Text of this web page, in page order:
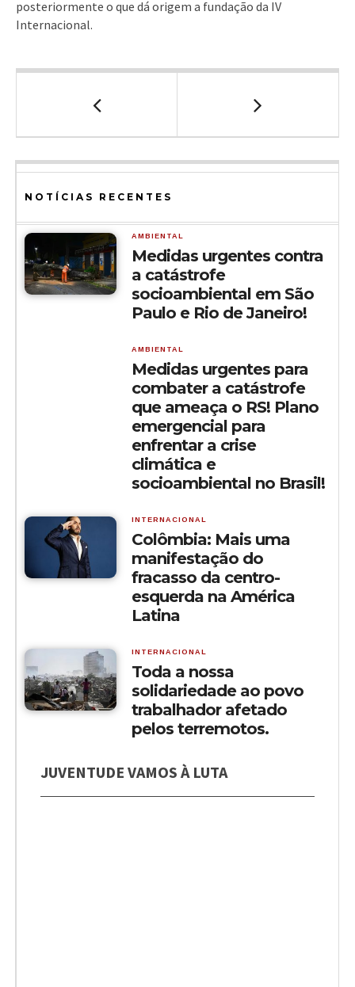
posteriormente o que dá origem a fundação da IV
Internacional.
NOTÍCIAS RECENTES
AMBIENTAL
Medidas urgentes contra
a catástrofe
socioambiental em São
Paulo e Rio de Janeiro!
AMBIENTAL
Medidas urgentes para
combater a catástrofe
que ameaça o RS! Plano
emergencial para
enfrentar a crise
climática e
socioambiental no Brasil!
INTERNACIONAL
Colômbia: Mais uma
manifestação do
fracasso da centro-
esquerda na América
Latina
INTERNACIONAL
Toda a nossa
solidariedade ao povo
trabalhador afetado
pelos terremotos.
JUVENTUDE VAMOS À LUTA